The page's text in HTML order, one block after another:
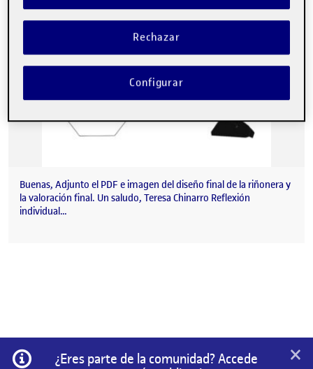
Buenas, Adjunto el PDF e imagen del diseño final de la riñonera y
la valoración final. Un saludo, Teresa Chinarro Reflexión
individual…
Información
¿Eres parte de la comunidad? Accede
×
Rechazar
Configurar